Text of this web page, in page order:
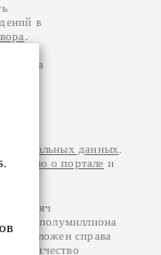
в
за
данных
о портале и
тысяч
полумиллиона
справа
количество